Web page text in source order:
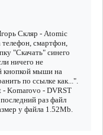
Скляр - Atomic
смартфон,
"Скачать" синего
ничего не
кнопкой мыши на
по ссылке как...".
- Komarovo - DVRST
раз файл
у файла 1.52Mb.